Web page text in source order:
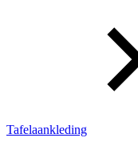
Tafelaankleding